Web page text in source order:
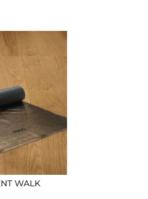
WALK